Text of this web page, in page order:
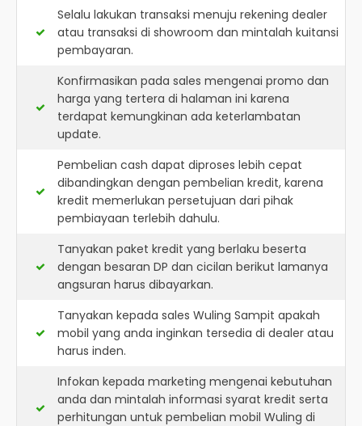
Selalu lakukan transaksi menuju rekening dealer
atau transaksi di showroom dan mintalah kuitansi
pembayaran.
Konfirmasikan pada sales mengenai promo dan
harga yang tertera di halaman ini karena
terdapat kemungkinan ada keterlambatan
update.
Pembelian cash dapat diproses lebih cepat
dibandingkan dengan pembelian kredit, karena
kredit memerlukan persetujuan dari pihak
pembiayaan terlebih dahulu.
Tanyakan paket kredit yang berlaku beserta
dengan besaran DP dan cicilan berikut lamanya
angsuran harus dibayarkan.
Tanyakan kepada sales Wuling Sampit apakah
mobil yang anda inginkan tersedia di dealer atau
harus inden.
Infokan kepada marketing mengenai kebutuhan
anda dan mintalah informasi syarat kredit serta
perhitungan untuk pembelian mobil Wuling di